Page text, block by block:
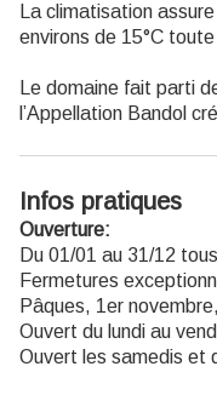
La climatisation
environs de 15°C toute
Le domaine fait parti
l’Appellation Bandol
Infos pratiques
Ouverture:
Du 01/01 au 31/12
Fermetures
Pâques, 1er
Ouvert du lundi au
Ouvert les samedis et